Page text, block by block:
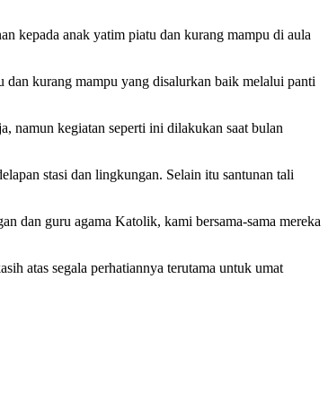
kepada anak yatim piatu dan kurang mampu di aula
dan kurang mampu yang disalurkan baik melalui panti
namun kegiatan seperti ini dilakukan saat bulan
stasi dan lingkungan. Selain itu santunan tali
dan guru agama Katolik, kami bersama-sama mereka
atas segala perhatiannya terutama untuk umat